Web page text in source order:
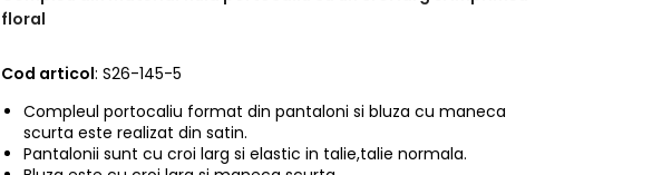
floral
Cod articol: S26-145-5
Compleul portocaliu format din pantaloni si bluza cu maneca
scurta este realizat din satin.
Pantalonii sunt cu croi larg si elastic in talie,talie normala.